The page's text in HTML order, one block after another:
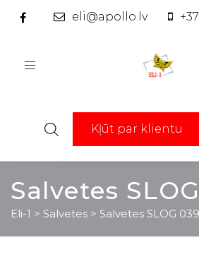
eli@apollo.lv
Toggle
Kļūt par klientu
Salvetes
Eli-1 > Salvetes > Salvetes SLOG